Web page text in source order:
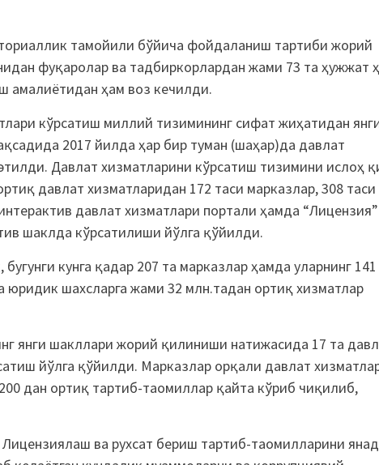
тамойили бўйича фойдаланиш тартиби жорий
фуқаролар ва тадбиркорлардан жами 73 та ҳужжат
амалиётидан ҳам воз кечилди.
кўрсатиш миллий тизимининг сифат жиҳатидан
2017 йилда ҳар бир туман (шаҳар)да давлат
Давлат хизматларини кўрсатиш тизимини ислоҳ
давлат хизматларидан 172 таси марказлар, 308 таси
давлат хизматлари портали ҳамда “Лицензия”
шаклда кўрсатилиши йўлга қўйилди.
кунга қадар 207 та марказлар ҳамда уларнинг 141
шахсларга жами 32 млн.тадан ортиқ хизматлар
янги шакллари жорий қилиниши натижасида 17 та
йўлга қўйилди. Марказлар орқали давлат
дан ортиқ тартиб-таомиллар қайта кўриб чиқилиб,
ва рухсат бериш тартиб-таомилларини